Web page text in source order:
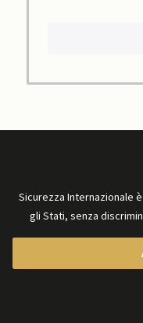
Sicurezza Internazionale
gli Stati, senza